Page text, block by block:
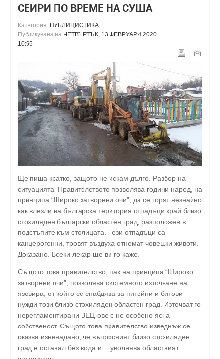
СЕИРИ ПО ВРЕМЕ НА СУША
Категория: ПУБЛИЦИСТИКА
Публикувана на ЧЕТВЪРТЪК, 13 ФЕВРУАРИ 2020
10:55
Ще пиша кратко, защото не искам дълго. Разбор на
ситуацията: Правителството позволява години наред, на
принципа “Широко затворени очи”, да се горят незнайно
как влезли на българска територия отпадъци край близо
стохиляден български областен град, разположен в
подстъпите към столицата. Тези отпадъци са
канцерогенни, тровят въздуха отнемат човешки животи.
Доказано. Всеки лекар ще ви го каже.
Същото това правителство, пак на принципа “Широко
затворени очи”, позволява системното източване на
язовира, от който се снабдява за питейни и битови
нужди този близо стохиляден областен град. Източват го
нерегламентирани ВЕЦ-ове с не особено ясна
собственост. Същото това правителство изведнъж се
оказва изненадано, че въпросният близо стохиляден
град е останал без вода и… уволнява областният